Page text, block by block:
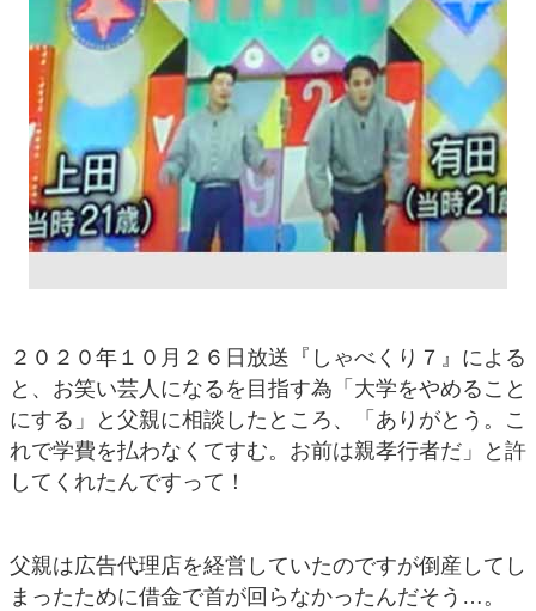
２０２０年１０月２６日放送『しゃべくり７』による
と、お笑い芸人になるを目指す為「大学をやめること
にする」と父親に相談したところ、「ありがとう。こ
れで学費を払わなくてすむ。お前は親孝行者だ」と許
してくれたんですって！
父親は広告代理店を経営していたのですが倒産してし
まったために借金で首が回らなかったんだそう…。